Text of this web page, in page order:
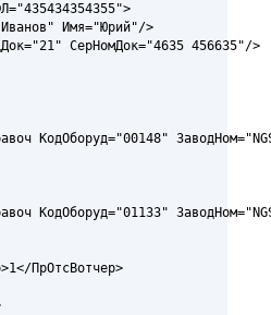
Имя="Юрий"/>
СерНомДок="4635 456635"/>
КодОборуд="00148"
КодОборуд="01133"
ПрОтсВотчер>